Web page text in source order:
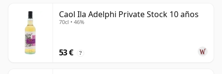
Caol Ila Adelphi Private Stock 10 años
70cl • 46%
53 € ?